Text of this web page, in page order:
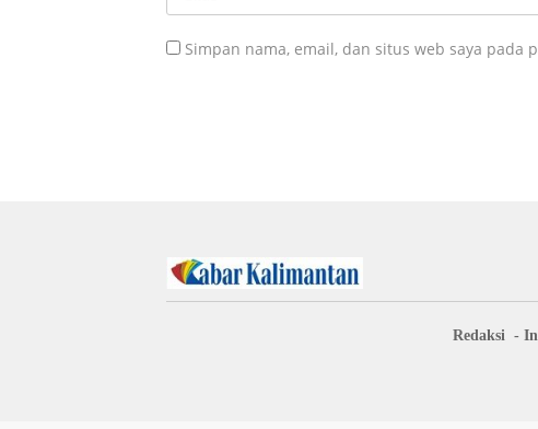
Simpan nama, email, dan situs web saya
Redaksi